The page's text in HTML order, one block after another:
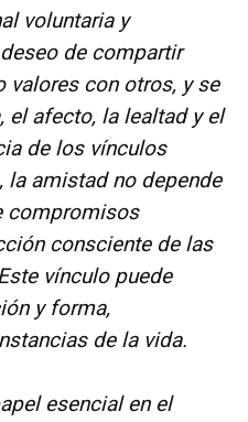
voluntaria y
de compartir
valores con otros, y se
el afecto, la lealtad y el
de los vínculos
amistad no depende
compromisos
consciente de las
vínculo puede
y forma,
de la vida.
esencial en el